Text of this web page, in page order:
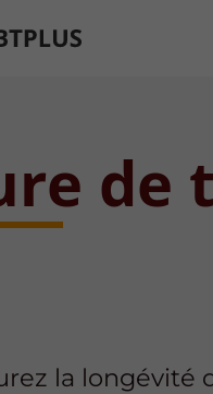
de
la longévité